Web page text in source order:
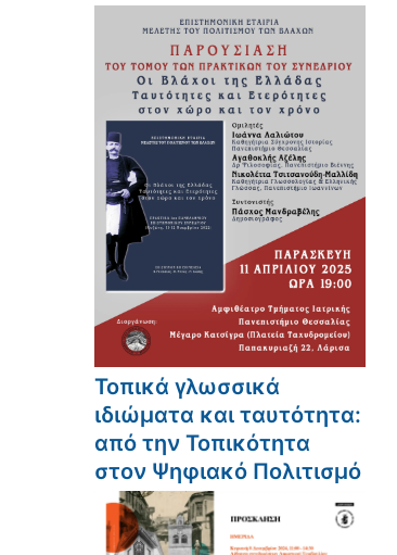
Τοπικά γλωσσικά
ιδιώματα και ταυτότητα:
από την Τοπικότητα
στον Ψηφιακό Πολιτισμό